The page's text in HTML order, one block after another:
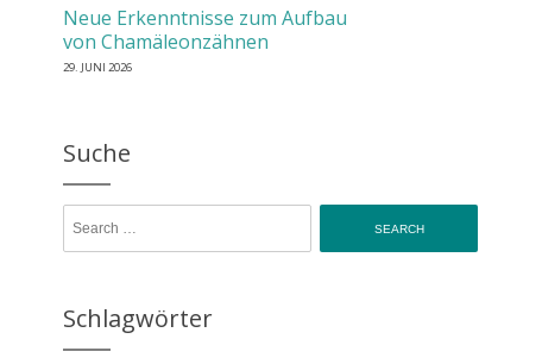
Neue Erkenntnisse zum Aufbau
von Chamäleonzähnen
29. JUNI 2026
Suche
Schlagwörter